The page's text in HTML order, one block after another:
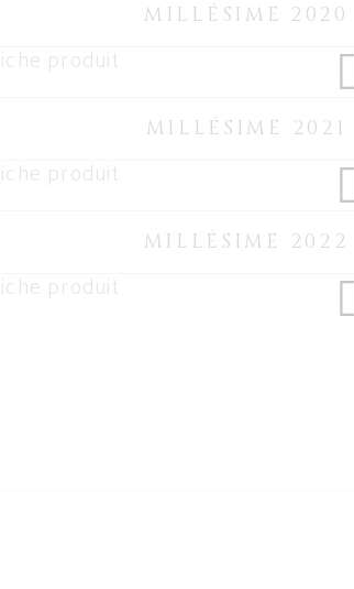
MILLÉSIME 2020
produit
MILLÉSIME 2021
produit
MILLÉSIME 2022
produit